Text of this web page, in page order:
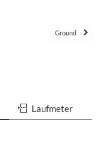
Ground
Laufmeter